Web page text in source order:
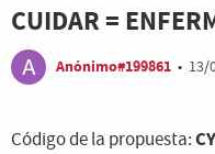
CUIDAR =
Anónimo#199861 • 13/
Código de la propuesta: